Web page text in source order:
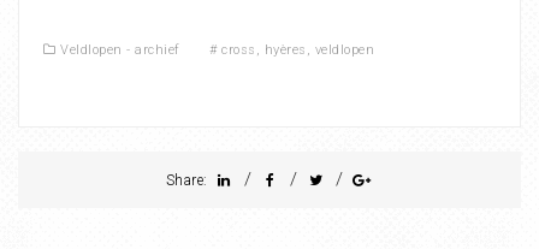
Veldlopen - archief # cross , hyères , veldlopen
Share: / / /